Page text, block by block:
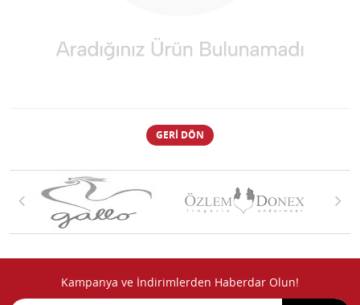
GERI DÖN
Kampanya ve İndirimlerden Haberdar Olun!